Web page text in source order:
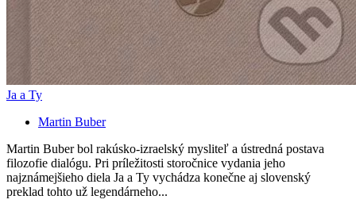
Ja a Ty
Martin Buber
Martin Buber bol rakúsko-izraelský mysliteľ a ústredná postava
filozofie dialógu. Pri príležitosti storočnice vydania jeho
najznámejšieho diela Ja a Ty vychádza konečne aj slovenský
preklad tohto už legendárneho...